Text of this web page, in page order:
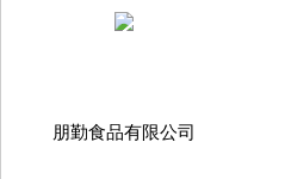
朋勤食品有限公司